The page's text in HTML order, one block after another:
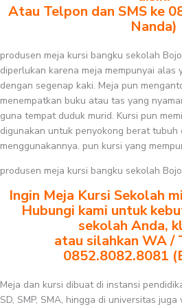
Atau Telpon dan SMS ke
Nanda)
produsen meja kursi bangku sekolah
diperlukan karena meja mempunyai
dengan segenap kaki. Meja pun
menempatkan buku atau tas yang
guna tempat duduk murid. Kursi pun
digunakan untuk penyokong berat tubuh
menggunakannya. pun kursi yang
produsen meja kursi bangku sekolah
Ingin Meja Kursi Sekolah
Hubungi kami untuk
sekolah Anda,
atau silahkan WA /
0852.8082.8081
Meja dan kursi dibuat di instansi
SD, SMP, SMA, hingga di universitas